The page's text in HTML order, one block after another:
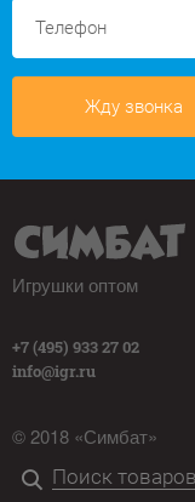
Жду звонка
Игрушки оптом
+7 (495) 933 27 02
info@igr.ru
© 2018 «Симбат»